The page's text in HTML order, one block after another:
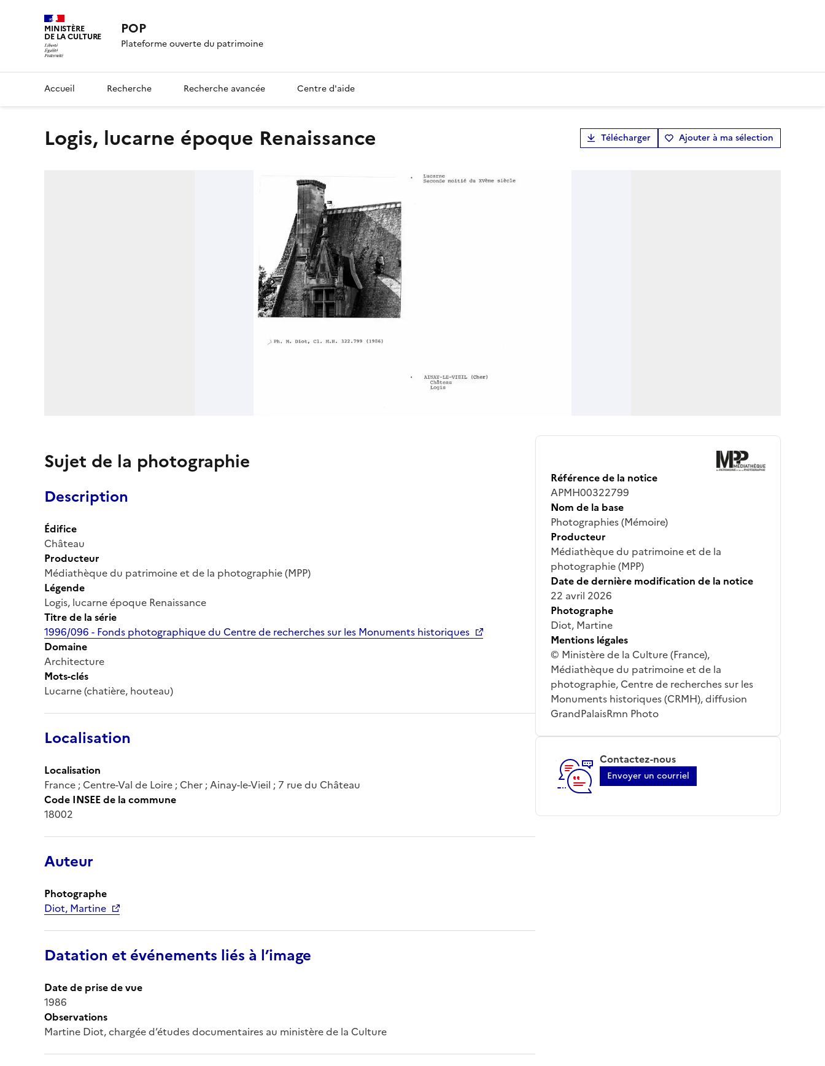
MINISTÈRE
DE LA CULTURE POP
Plateforme ouverte du patrimoine
Accueil Recherche Recherche avancée Centre d'aide
Logis, lucarne époque Renaissance Télécharger Ajouter à ma sélection
Sujet de la photographie
Description
Édifice
Château
Producteur
Médiathèque du patrimoine et de la photographie (MPP)
Légende
Logis, lucarne époque Renaissance
Titre de la série
1996/096 - Fonds photographique du Centre de recherches sur les Monuments historiques
Domaine
Architecture
Mots-clés
Lucarne (chatière, houteau)
Localisation
Localisation
France ; Centre-Val de Loire ; Cher ; Ainay-le-Vieil ; 7 rue du Château
Code INSEE de la commune
18002
Auteur
Photographe
Diot, Martine
Datation et événements liés à l’image
Date de prise de vue
1986
Observations
Martine Diot, chargée d’études documentaires au ministère de la Culture
Référence de la notice
APMH00322799
Nom de la base
Photographies (Mémoire)
Producteur
Médiathèque du patrimoine et de la
photographie (MPP)
Date de dernière modification de la notice
22 avril 2026
Photographe
Diot, Martine
Mentions légales
© Ministère de la Culture (France),
Médiathèque du patrimoine et de la
photographie, Centre de recherches sur les
Monuments historiques (CRMH), diffusion
GrandPalaisRmn Photo
Contactez-nous
Envoyer un courriel